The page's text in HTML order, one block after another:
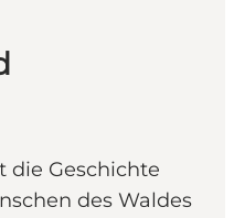
die Geschichte
des Waldes